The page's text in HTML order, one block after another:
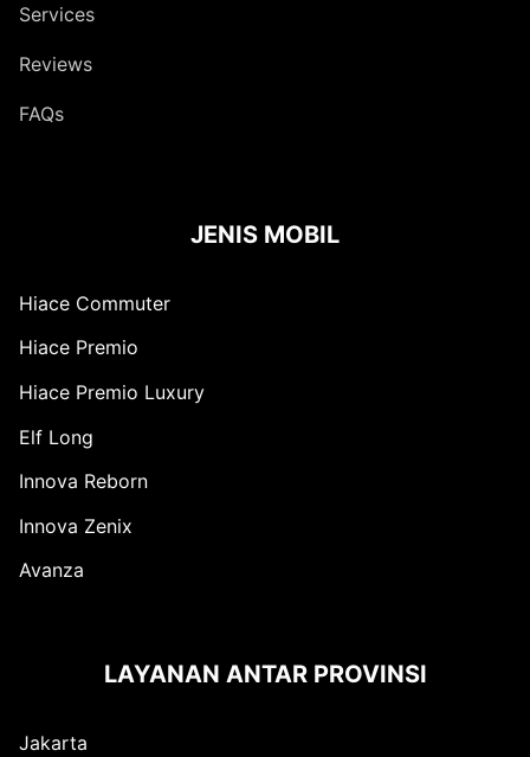
Services
Reviews
FAQs
JENIS MOBIL
Hiace Commuter
Hiace Premio
Hiace Premio Luxury
Elf Long
Innova Reborn
Innova Zenix
Avanza
LAYANAN ANTAR PROVINSI
Jakarta